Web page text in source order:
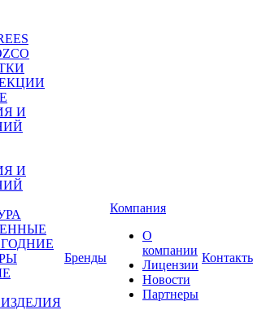
И
Бренды
Компания
О
компании
Лицензии
Новости
Партнеры